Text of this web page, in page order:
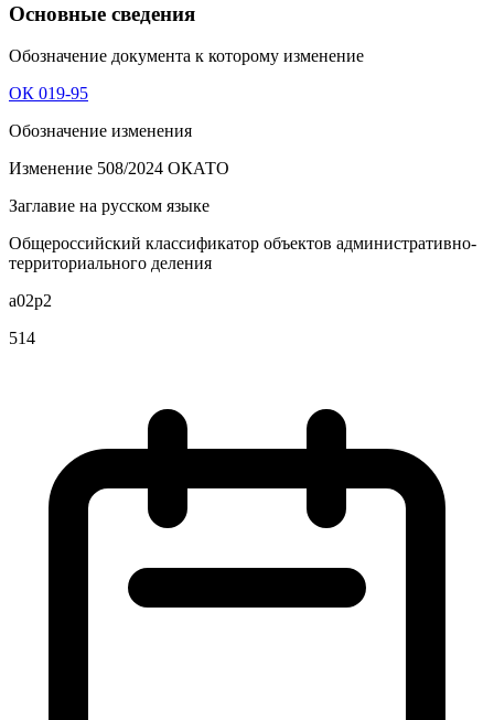
Основные сведения
Обозначение документа к которому изменение
ОК 019-95
Обозначение изменения
Изменение 508/2024 ОКАТО
Заглавие на русском языке
Общероссийский классификатор объектов административно-
территориального деления
a02p2
514